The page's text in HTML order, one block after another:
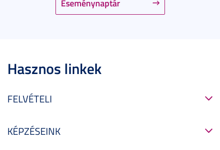
Eseménynaptár
Hasznos linkek
FELVÉTELI
KÉPZÉSEINK